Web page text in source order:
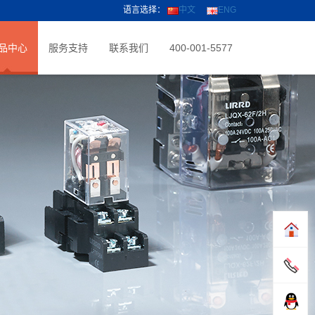
语言选择： 中文 ENG
中心 服务支持 联系我们 400-001-5577